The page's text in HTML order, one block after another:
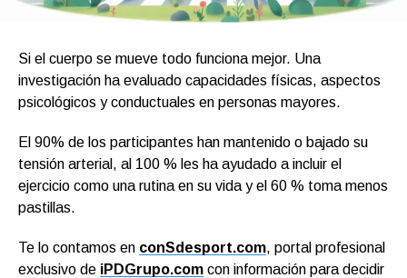
Si el cuerpo se mueve todo funciona mejor. Una
investigación ha evaluado capacidades físicas, aspectos
psicológicos y conductuales en personas mayores.
El 90% de los participantes han mantenido o bajado su
tensión arterial, al 100 % les ha ayudado a incluir el
ejercicio como una rutina en su vida y el 60 % toma menos
pastillas.
Te lo contamos en conSdesport.com, portal profesional
exclusivo de iPDGrupo.com con información para decidir